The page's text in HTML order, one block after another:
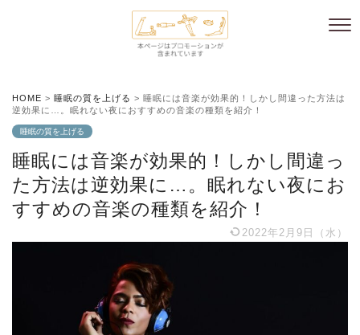
HOME > 睡眠の質を上げる > 睡眠には音楽が効果的！しかし間違った方法は
逆効果に…。眠れない夜におすすめの音楽の種類を紹介！
睡眠の質を上げる
睡眠には音楽が効果的！しかし間違っ
た方法は逆効果に…。眠れない夜にお
すすめの音楽の種類を紹介！
2022年2月9日（水）